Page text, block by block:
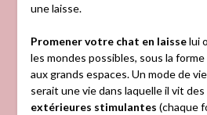
une laisse.
Promener votre chat en laisselui
les mondes possibles, sous la forme
aux grands espaces. Un mode de
serait une vie dans laquelle il vit des
extérieures stimulantes (chaque